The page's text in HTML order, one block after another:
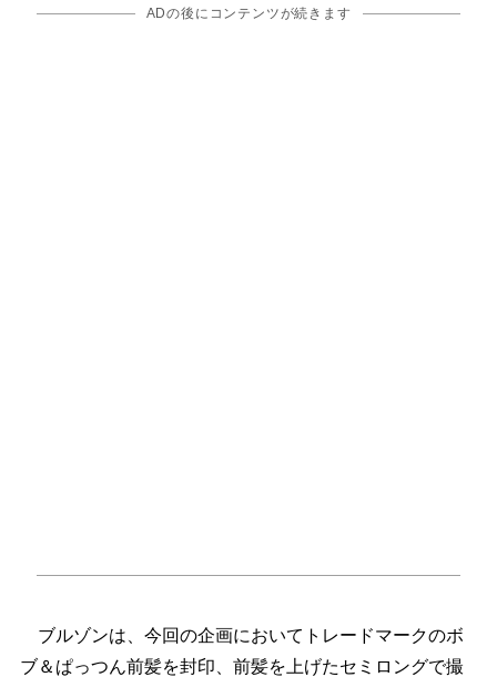
ADの後にコンテンツが続きます
ブルゾンは、今回の企画においてトレードマークのボ
ブ＆ぱっつん前髪を封印、前髪を上げたセミロングで撮